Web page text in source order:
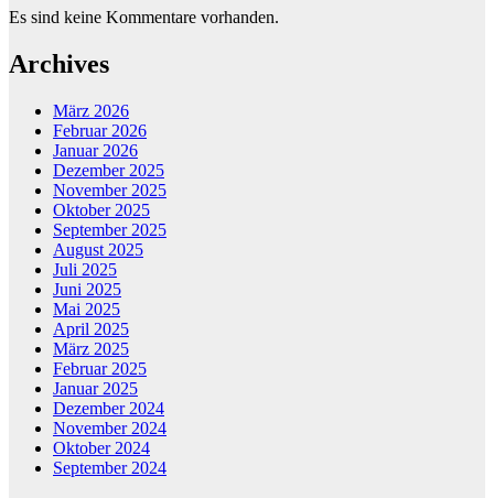
Es sind keine Kommentare vorhanden.
Archives
März 2026
Februar 2026
Januar 2026
Dezember 2025
November 2025
Oktober 2025
September 2025
August 2025
Juli 2025
Juni 2025
Mai 2025
April 2025
März 2025
Februar 2025
Januar 2025
Dezember 2024
November 2024
Oktober 2024
September 2024